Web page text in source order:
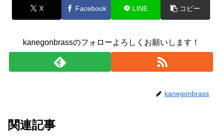
X Facebook LINE コピー
kanegonbrassのフォローよろしくお願いします！
kanegonbrass
関連記事